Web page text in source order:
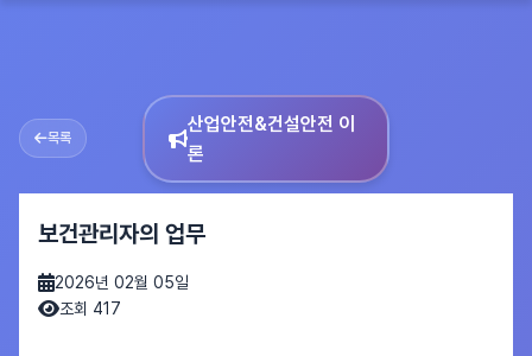
목록
산업안전&건설안전 이
론
보건관리자의 업무
2026년 02월 05일
조회 417